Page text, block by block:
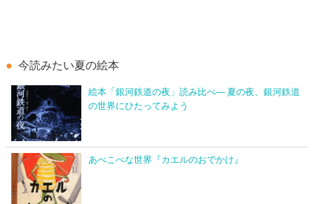
今読みたい夏の絵本
絵本「銀河鉄道の夜」読み比べ― 夏の夜、銀河鉄道
の世界にひたってみよう
あべこべな世界『カエルのおでかけ』